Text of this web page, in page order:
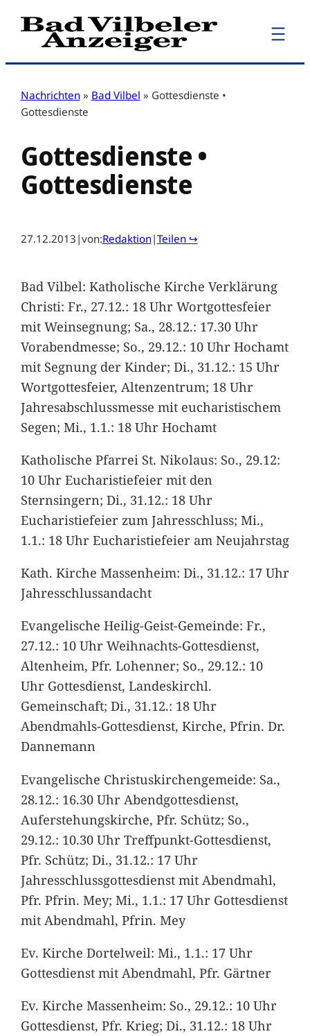
Zum
Inhalt
Nachrichten » Bad Vilbel » Gottesdienste •
Gottesdienste
Gottesdienste •
Gottesdienste
27.12.2013 |von:Redaktion|Teilen ↪
Bad Vilbel: Katholische Kirche Verklärung
Christi: Fr., 27.12.: 18 Uhr Wortgottesfeier
mit Weinsegnung; Sa., 28.12.: 17.30 Uhr
Vorabendmesse; So., 29.12.: 10 Uhr Hochamt
mit Segnung der Kinder; Di., 31.12.: 15 Uhr
Wortgottesfeier, Altenzentrum; 18 Uhr
Jahresabschlussmesse mit eucharistischem
Segen; Mi., 1.1.: 18 Uhr Hochamt
Katholische Pfarrei St. Nikolaus: So., 29.12:
10 Uhr Eucharistiefeier mit den
Sternsingern; Di., 31.12.: 18 Uhr
Eucharistiefeier zum Jahresschluss; Mi.,
1.1.: 18 Uhr Eucharistiefeier am Neujahrstag
Kath. Kirche Massenheim: Di., 31.12.: 17 Uhr
Jahresschlussandacht
Evangelische Heilig-Geist-Gemeinde: Fr.,
27.12.: 10 Uhr Weihnachts-Gottesdienst,
Altenheim, Pfr. Lohenner; So., 29.12.: 10
Uhr Gottesdienst, Landeskirchl.
Gemeinschaft; Di., 31.12.: 18 Uhr
Abendmahls-Gottesdienst, Kirche, Pfrin. Dr.
Dannemann
Evangelische Christuskirchengemeide: Sa.,
28.12.: 16.30 Uhr Abendgottesdienst,
Auferstehungskirche, Pfr. Schütz; So.,
29.12.: 10.30 Uhr Treffpunkt-Gottesdienst,
Pfr. Schütz; Di., 31.12.: 17 Uhr
Jahresschlussgottesdienst mit Abendmahl,
Pfr. Pfrin. Mey; Mi., 1.1.: 17 Uhr Gottesdienst
mit Abendmahl, Pfrin. Mey
Ev. Kirche Dortelweil: Mi., 1.1.: 17 Uhr
Gottesdienst mit Abendmahl, Pfr. Gärtner
Ev. Kirche Massenheim: So., 29.12.: 10 Uhr
Gottesdienst, Pfr. Krieg; Di., 31.12.: 18 Uhr